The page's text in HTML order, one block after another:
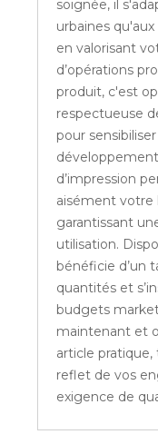
soignée, il
urbaines
en valorisant
d’opérations
produit, c'est
respectueuse
pour
d’impression
aisément votre
garantissant
utilisation.
bénéficie d’un
quantités et
budgets
maintenant et
article
reflet de vos
exigence de